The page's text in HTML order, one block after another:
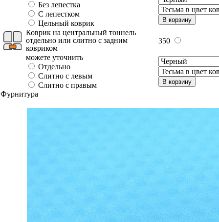
Без лепестка
С лепестком
Цельный коврик
В корзину
Коврик на центральный тоннель
отдельно или слитно с задним
ковриком
350
можете уточнить
Отдельно
Слитно с левым
Слитно с правым
В корзину
Фурнитура